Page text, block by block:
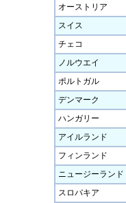
オーストリア
スイス
チェコ
ノルウエイ
ポルトガル
デンマーク
ハンガリー
アイルランド
フィンランド
ニュージーランド
スロバキア